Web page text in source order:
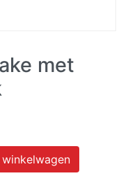
met